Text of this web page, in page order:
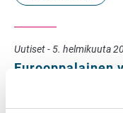
Uutiset - 5. helmikuuta
Eurooppalainen
Etusivu Teemat